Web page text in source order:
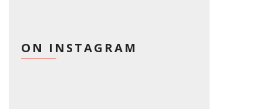
ON INSTAGRAM